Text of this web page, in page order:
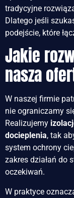
tradycyjne
Dlatego jeśli
podejście, które
Jakie
nasza
W naszej firmie
nie ograniczamy
Realizujemy
docieplenia, tak
system ochrony
zakres działań do
oczekiwań.
W praktyce